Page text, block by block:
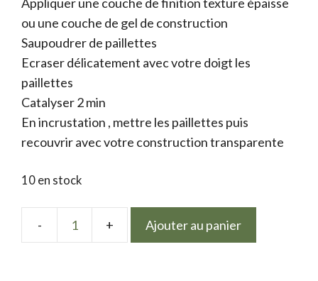
ou une couche de gel de construction
Saupoudrer de paillettes
Ecraser délicatement avec votre doigt les
paillettes
Catalyser 2 min
En incrustation , mettre les paillettes puis
recouvrir avec votre construction transparente
10 en stock
quantité
Ajouter au panier